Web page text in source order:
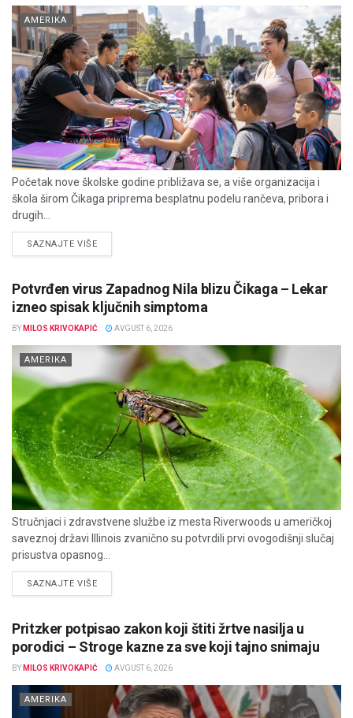
AMERIKA
Početak nove školske godine približava se, a više organizacija i
škola širom Čikaga priprema besplatnu podelu rančeva, pribora i
drugih...
SAZNAJTE VIŠEDETAILS
Potvrđen virus Zapadnog Nila blizu Čikaga – Lekar
izneo spisak ključnih simptoma
BY MILOS KRIVOKAPIĆ AVGUST 6, 2026
AMERIKA
Stručnjaci i zdravstvene službe iz mesta Riverwoods u američkoj
saveznoj državi Illinois zvanično su potvrdili prvi ovogodišnji slučaj
prisustva opasnog...
SAZNAJTE VIŠEDETAILS
Pritzker potpisao zakon koji štiti žrtve nasilja u
porodici – Stroge kazne za sve koji tajno snimaju
BY MILOS KRIVOKAPIĆ AVGUST 6, 2026
AMERIKA